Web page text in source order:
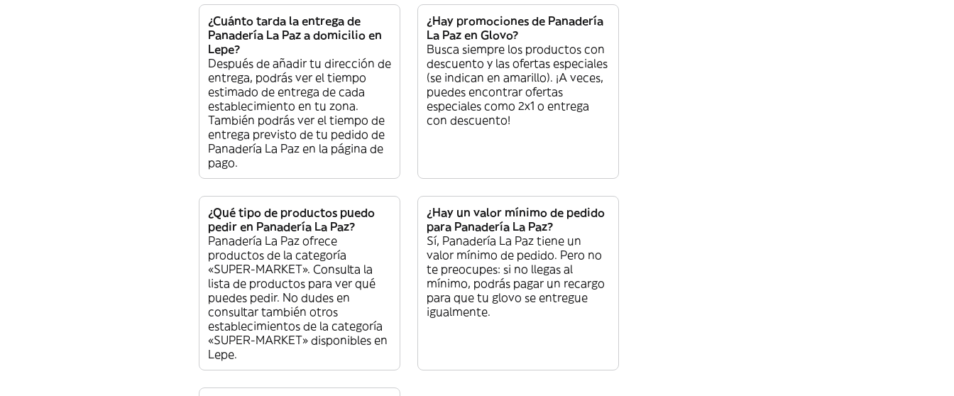
¿Cuánto tarda la entrega de
Panadería La Paz a domicilio en
Lepe?
Después de añadir tu dirección de
entrega, podrás ver el tiempo
estimado de entrega de cada
establecimiento en tu zona.
También podrás ver el tiempo de
entrega previsto de tu pedido de
Panadería La Paz en la página de
pago.
¿Hay promociones de Panadería
La Paz en Glovo?
Busca siempre los productos con
descuento y las ofertas especiales
(se indican en amarillo). ¡A veces,
puedes encontrar ofertas
especiales como 2x1 o entrega
con descuento!
¿Qué tipo de productos puedo
pedir en Panadería La Paz?
Panadería La Paz ofrece
productos de la categoría
«SUPER-MARKET». Consulta la
lista de productos para ver qué
puedes pedir. No dudes en
consultar también otros
establecimientos de la categoría
«SUPER-MARKET» disponibles en
Lepe.
¿Hay un valor mínimo de pedido
para Panadería La Paz?
Sí, Panadería La Paz tiene un
valor mínimo de pedido. Pero no
te preocupes: si no llegas al
mínimo, podrás pagar un recargo
para que tu glovo se entregue
igualmente.